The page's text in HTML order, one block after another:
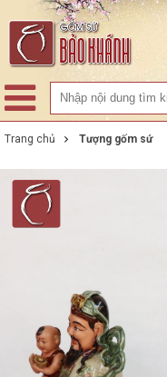
Trang chủ Tượng gốm sứ